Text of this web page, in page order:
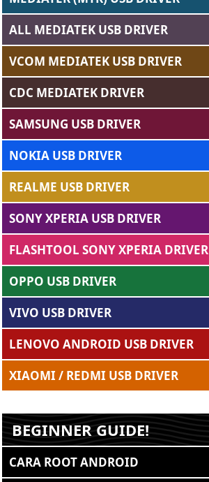
ALL MEDIATEK USB DRIVER
VCOM MEDIATEK USB DRIVER
CDC MEDIATEK DRIVER
SAMSUNG USB DRIVER
NOKIA USB DRIVER
REALME USB DRIVER
SONY XPERIA USB DRIVER
FLASHTOOL SONY XPERIA DRIVER
OPPO USB DRIVER
VIVO USB DRIVER
LENOVO ANDROID USB DRIVER
XIAOMI / REDMI USB DRIVER
BEGINNER GUIDE!
CARA ROOT ANDROID